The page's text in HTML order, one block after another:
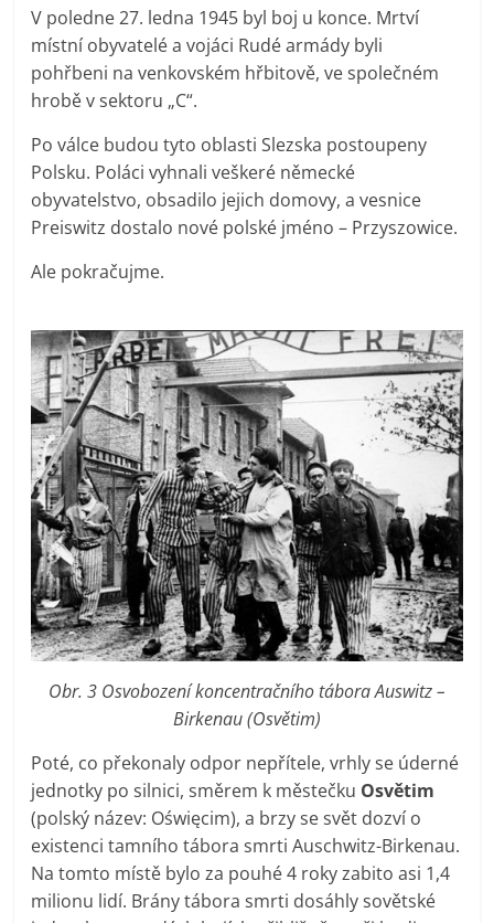
V poledne 27. ledna 1945 byl boj u konce. Mrtví
místní obyvatelé a vojáci Rudé armády byli
pohřbeni na venkovském hřbitově, ve společném
hrobě v sektoru „C“.
Po válce budou tyto oblasti Slezska postoupeny
Polsku. Poláci vyhnali veškeré německé
obyvatelstvo, obsadilo jejich domovy, a vesnice
Preiswitz dostalo nové polské jméno – Przyszowice.
Ale pokračujme.
Obr. 3 Osvobození koncentračního tábora Auswitz –
Birkenau (Osvětim)
Poté, co překonaly odpor nepřítele, vrhly se úderné
jednotky po silnici, směrem k městečku Osvětim
(polský název: Oświęcim), a brzy se svět dozví o
existenci tamního tábora smrti Auschwitz-Birkenau.
Na tomto místě bylo za pouhé 4 roky zabito asi 1,4
milionu lidí. Brány tábora smrti dosáhly sovětské